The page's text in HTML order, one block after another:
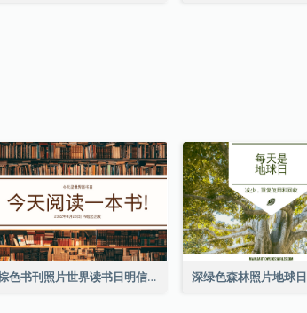
棕色书刊照片世界读书日明信片